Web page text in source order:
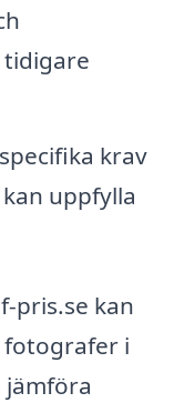
krav
uppfylla
pris.se kan
fotografer i
jämföra